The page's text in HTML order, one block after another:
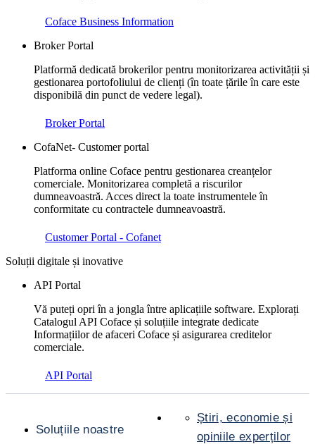
Coface Business Information
Broker Portal
Platformă dedicată brokerilor pentru monitorizarea activității și
gestionarea portofoliului de clienți (în toate țările în care este
disponibilă din punct de vedere legal).
Broker Portal
CofaNet- Customer portal
Platforma online Coface pentru gestionarea creanțelor
comerciale. Monitorizarea completă a riscurilor
dumneavoastră. Acces direct la toate instrumentele în
conformitate cu contractele dumneavoastră.
Customer Portal - Cofanet
Soluții digitale și inovative
API Portal
Vă puteți opri în a jongla între aplicațiile software. Explorați
Catalogul API Coface și soluțiile integrate dedicate
Informațiilor de afaceri Coface și asigurarea creditelor
comerciale.
API Portal
Soluțiile noastre
Știri, economie și
opiniile experților